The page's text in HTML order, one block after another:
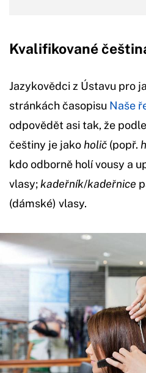
Kvalifikované
Jazykovědci z Ústavu pro
stránkách časopisu Naše
odpovědět asi tak, že
češtiny je jako holič (popř.
kdo odborně holí vousy a
vlasy; kadeřník/kadeřnice
(dámské) vlasy.